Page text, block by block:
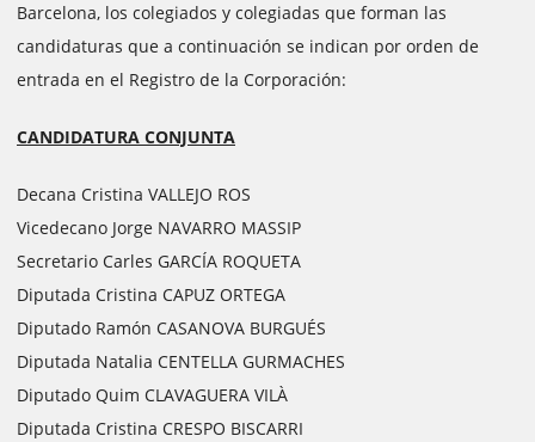
Barcelona, ​​los colegiados y colegiadas que forman las
candidaturas que a continuación se indican por orden de
entrada en el Registro de la Corporación:
CANDIDATURA CONJUNTA
Decana Cristina VALLEJO ROS
Vicedecano Jorge NAVARRO MASSIP
Secretario Carles GARCÍA ROQUETA
Diputada Cristina CAPUZ ORTEGA
Diputado Ramón CASANOVA BURGUÉS
Diputada Natalia CENTELLA GURMACHES
Diputado Quim CLAVAGUERA VILÀ
Diputada Cristina CRESPO BISCARRI